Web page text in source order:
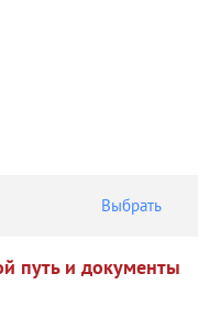
Выбрать
путь и документы